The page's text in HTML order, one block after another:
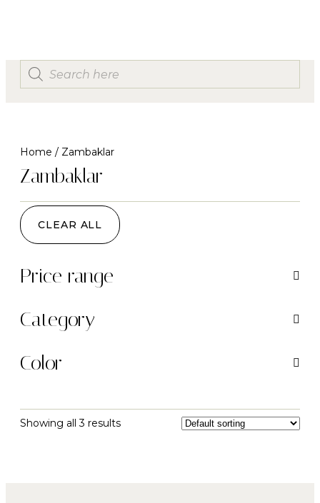
Home / Zambaklar
Zambaklar
CLEAR ALL
Price range
Category
Color
Showing all 3 results